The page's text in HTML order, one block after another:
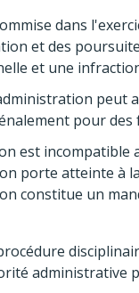
dans
et des
et une
peut
pour des
est incompatible
porte atteinte à
constitue un
administrative